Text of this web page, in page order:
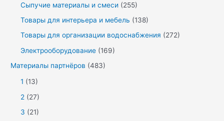
Сыпучие материалы и смеси (255)
Товары для интерьера и мебель (138)
Товары для организации водоснабжения (272)
Электрооборудование (169)
Материалы партнёров (483)
1 (13)
2 (27)
3 (21)